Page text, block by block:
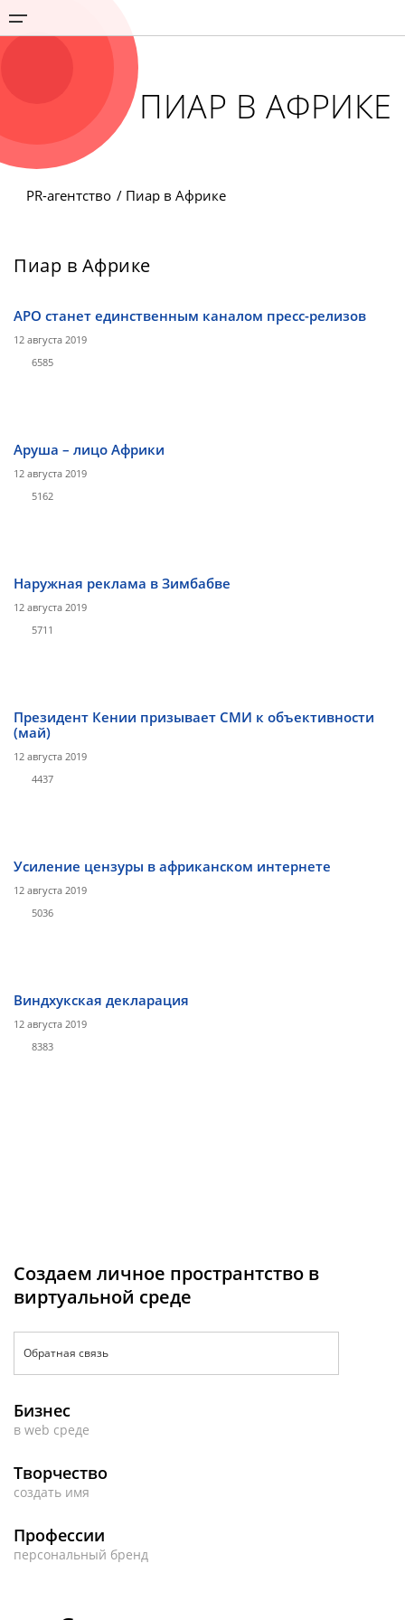
ПИАР В АФРИКЕ
PR-агентство Пиар в Африке
Пиар в Африке
АРО станет единственным каналом пресс-релизов
12 августа 2019
6585
Аруша – лицо Африки
12 августа 2019
5162
Наружная реклама в Зимбабве
12 августа 2019
5711
Президент Кении призывает СМИ к объективности
(май)
12 августа 2019
4437
Усиление цензуры в африканском интернете
12 августа 2019
5036
Виндхукская декларация
12 августа 2019
8383
Создаем личное пространтство в
виртуальной среде
Обратная связь
Бизнес
в web среде
Творчество
создать имя
Профессии
персональный бренд